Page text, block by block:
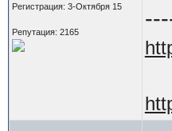
Регистрация: 3-Октября 15
Репутация: 2165